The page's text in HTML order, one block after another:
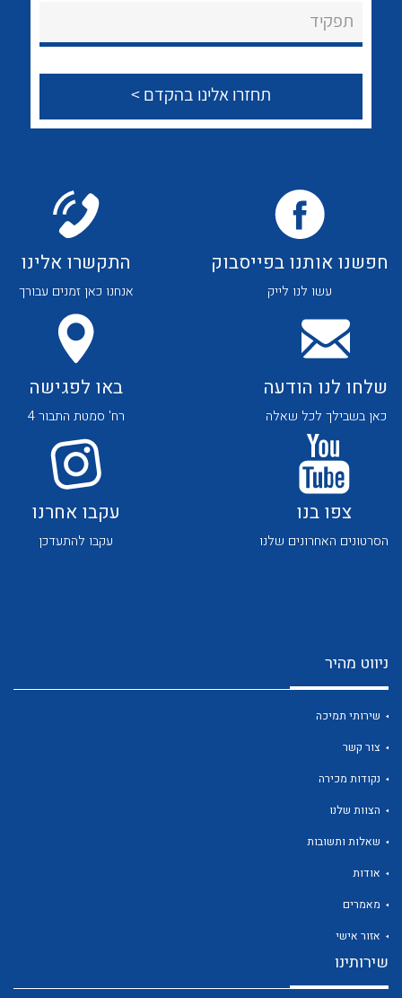
צור קשר
לכל מוצרי היצרן לכל מוצרי היצרן
תפקיד
חפשנו אותנו בפייסבוק
עשו לנו לייק
התקשרו אלינו
אנחנו כאן זמנים עבורך
שלחו לנו הודעה
כאן בשבילך לכל שאלה
באו לפגישה
רח' סמטת התבור 4
צפו בנו
הסרטונים האחרונים שלנו
עקבו אחרנו
עקבו להתעדכן
ניווט מהיר
שירותי תמיכה
צור קשר
נקודות מכירה
הצוות שלנו
שאלות ותשובות
אודות
מאמרים
אזור אישי
שירותינו